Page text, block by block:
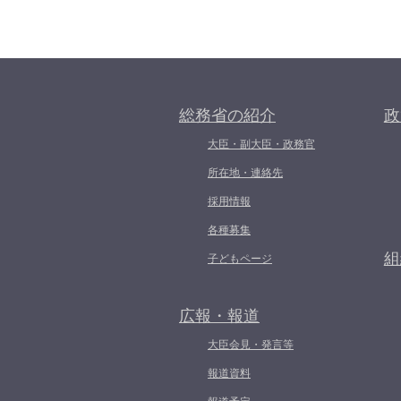
総務省の紹介
大臣・副大臣・政務官
所在地・連絡先
採用情報
各種募集
子どもページ
広報・報道
大臣会見・発言等
報道資料